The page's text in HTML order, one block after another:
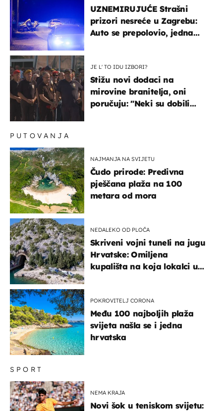
UZNEMIRUJUĆE Strašni
prizori nesreće u Zagrebu:
Auto se prepolovio, jedna
JE L' TO IDU IZBORI?
Stižu novi dodaci na
mirovine branitelja, oni
poručuju: "Neki su dobili
SPORT
NEMA KRAJA
Novi šok u teniskom svijetu:
PUTOVANJA
NAJMANJA NA SVIJETU
Čudo prirode: Predivna
pješčana plaža na 100
metara od mora
NEDALEKO OD PLOČA
Skriveni vojni tuneli na jugu
Hrvatske: Omiljena
kupališta na koja lokalci u
POKROVITELJ CORONA
Među 100 najboljih plaža
svijeta našla se i jedna
hrvatska